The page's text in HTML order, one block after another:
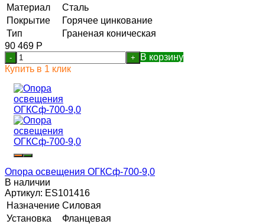
Материал
Сталь
Покрытие
Горячее цинкование
Тип
Граненая коническая
90 469 Р
- +
В корзину
Купить в 1 клик
Опора освещения ОГКСф-700-9,0
В наличии
Артикул: ES101416
Назначение Силовая
Установка
Фланцевая